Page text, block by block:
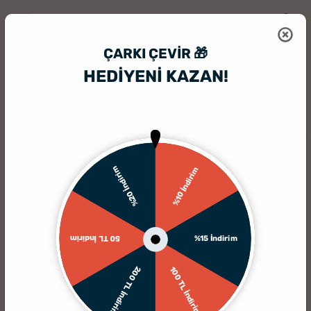
ÇARKI ÇEVIR 🎁
HEDİYENİ KAZAN!
%10 İndirim
%15 İndirim
100 TL İndirim
200 TL İndirim
50 TL İndirim
%20 İndirim